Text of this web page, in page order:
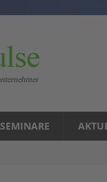
SEMINARE